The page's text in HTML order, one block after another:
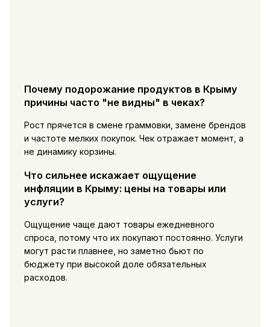
Почему подорожание продуктов в Крыму
причины часто "не видны" в чеках?
Рост прячется в смене граммовки, замене брендов
и частоте мелких покупок. Чек отражает момент, а
не динамику корзины.
Что сильнее искажает ощущение
инфляции в Крыму: цены на товары или
услуги?
Ощущение чаще дают товары ежедневного
спроса, потому что их покупают постоянно. Услуги
могут расти плавнее, но заметно бьют по
бюджету при высокой доле обязательных
расходов.